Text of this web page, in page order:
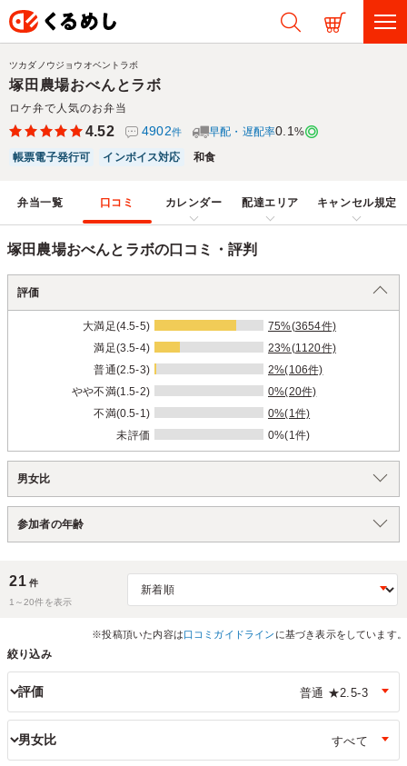
塚田農場おべんとラボ
ロケ弁で人気のお弁当
ツカダノウジョウオベントラボ
4.52 4902件 早配・遅配率0.1 %
帳票電子発行可
インボイス対応 和食
弁当一覧 口コミ カレンダー 配達エリア キャンセル規定
塚田農場おべんとラボの口コミ・評判
評価
大満足(4.5-5)
75%(3654件)
満足(3.5-4)
23%(1120件)
普通(2.5-3)
2%(106件)
やや不満(1.5-2)
0%(20件)
不満(0.5-1)
0%(1件)
未評価
0%(1件)
男女比
参加者の年齢
21 件
1～20件を表示
※投稿頂いた内容は口コミガイドライン に基づき表示をしています。
絞り込み
評価
男女比